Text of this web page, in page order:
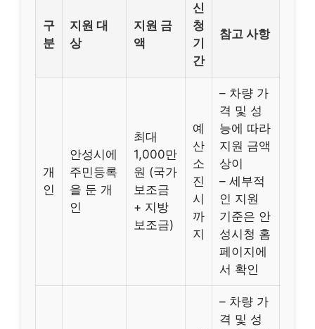
구
분
지원 대
상
지원 금
액
신
청
기
간
참고 사항
개
인
안성시에
주민등록
을 둔 개
인
최대
1,000만
원 (국가
보조금
+ 지방
보조금)
예
산
소
진
시
까
지
– 차량 가
격 및 성
능에 따라
지원 금액
상이
– 세부적
인 지원
기준은 안
성시청 홈
페이지에
서 확인
– 차량 가
격 및 성